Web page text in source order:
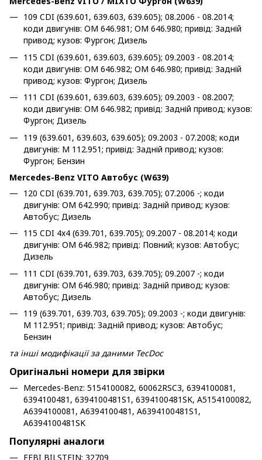
109 CDI (639.601, 639.603, 639.605); 08.2006 - 08.2014;
коди двигунів: OM 646.981; OM 646.980; привід: Задній
привод; кузов: Фургон; Дизель
115 CDI (639.601, 639.603, 639.605); 09.2003 - 08.2014;
коди двигунів: OM 646.982; OM 646.980; привід: Задній
привод; кузов: Фургон; Дизель
111 CDI (639.601, 639.603, 639.605); 09.2003 - 08.2007;
коди двигунів: OM 646.982; привід: Задній привод; кузов:
Фургон; Дизель
119 (639.601, 639.603, 639.605); 09.2003 - 07.2008; коди
двигунів: M 112.951; привід: Задній привод; кузов:
Фургон; Бензин
Mercedes-Benz VITO Автобус (W639)
120 CDI (639.701, 639.703, 639.705); 07.2006 -; коди
двигунів: OM 642.990; привід: Задній привод; кузов:
Автобус; Дизель
115 CDI 4x4 (639.701, 639.705); 09.2007 - 08.2014; коди
двигунів: OM 646.982; привід: Повний; кузов: Автобус;
Дизель
111 CDI (639.701, 639.703, 639.705); 09.2007 -; коди
двигунів: OM 646.980; привід: Задній привод; кузов:
Автобус; Дизель
119 (639.701, 639.703, 639.705); 09.2003 -; коди двигунів:
M 112.951; привід: Задній привод; кузов: Автобус;
Бензин
та інші модифікації за даними TecDoc
Оригінальні номери для звірки
Mercedes-Benz: 5154100082, 60062RSC3, 6394100081,
6394100481, 6394100481S1, 6394100481SK, A5154100082,
A6394100081, A6394100481, A6394100481S1,
A6394100481SK
Популярні аналоги
FEBI BILSTEIN: 32709